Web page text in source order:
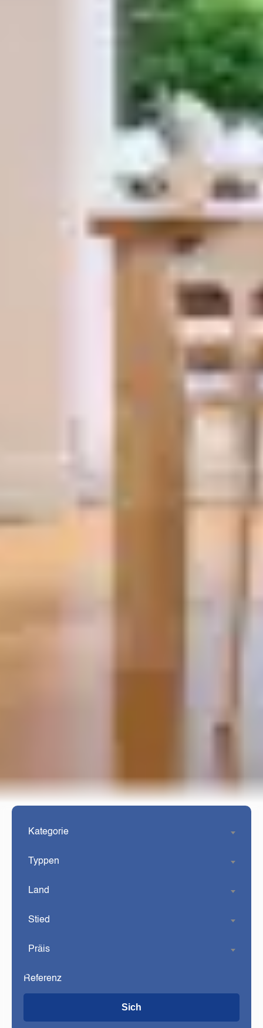
Kategorie
Typpen
Land
Stied
Präis
Sich